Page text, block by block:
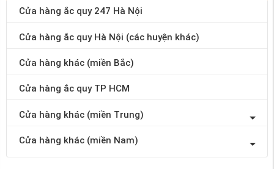
Cửa hàng ắc quy 247 Hà Nội
Cửa hàng ắc quy Hà Nội (các huyện khác)
Cửa hàng khác (miền Bắc)
Cửa hàng ắc quy TP HCM
Cửa hàng khác (miền Trung)
Cửa hàng khác (miền Nam)